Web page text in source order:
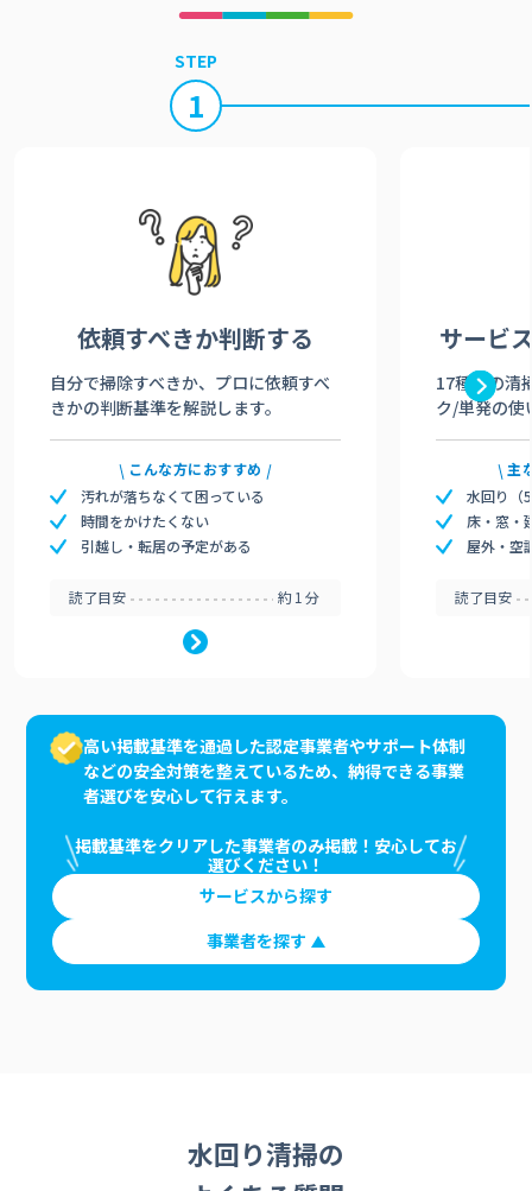
STEP
1
依頼すべきか判断する
自分で掃除すべきか、プロに依頼すべ
きかの判断基準を解説します。
こんな方におすすめ
汚れが落ちなくて困っている
時間をかけたくない
引越し・転居の予定がある
読了目安 約1分
サービ
17種類の清
ク/単発の使
主
水回り（
床・窓・
屋外・空
読了目安
高い掲載基準を通過した認定事業者やサポート体制
などの安全対策を整えているため、納得できる事業
者選びを安心して行えます。
掲載基準をクリアした事業者のみ掲載！安心してお
選びください！
サービスから探す
事業者を探す
水回り清掃の